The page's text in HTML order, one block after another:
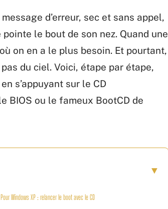
d’erreur, sec et sans appel,
le bout de son nez. Quand une
on en a le plus besoin. Et pourtant,
du ciel. Voici, étape par étape,
s’appuyant sur le CD
BIOS ou le fameux BootCD de
Pour Windows XP : relancer le boot avec le CD